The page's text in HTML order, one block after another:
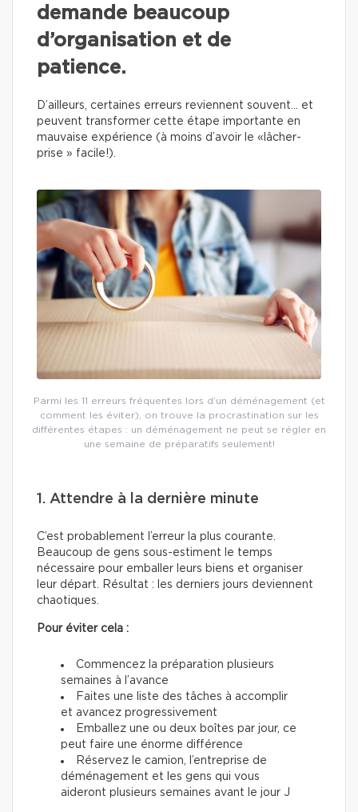
demande beaucoup
d’organisation et de
patience.
D’ailleurs, certaines erreurs reviennent souvent… et
peuvent transformer cette étape importante en
mauvaise expérience (à moins d’avoir le «lâcher-
prise » facile!).
Parmi les 11 erreurs fréquentes lors d’un déménagement (et
comment les éviter), on trouve la procrastination sur les
différentes étapes : un déménagement ne peut se régler en
une semaine de préparatifs seulement!
1. Attendre à la dernière minute
C’est probablement l’erreur la plus courante.
Beaucoup de gens sous-estiment le temps
nécessaire pour emballer leurs biens et organiser
leur départ. Résultat : les derniers jours deviennent
chaotiques.
Pour éviter cela :
Commencez la préparation plusieurs
semaines à l’avance
Faites une liste des tâches à accomplir
et avancez progressivement
Emballez une ou deux boîtes par jour, ce
peut faire une énorme différence
Réservez le camion, l’entreprise de
déménagement et les gens qui vous
aideront plusieurs semaines avant le jour J